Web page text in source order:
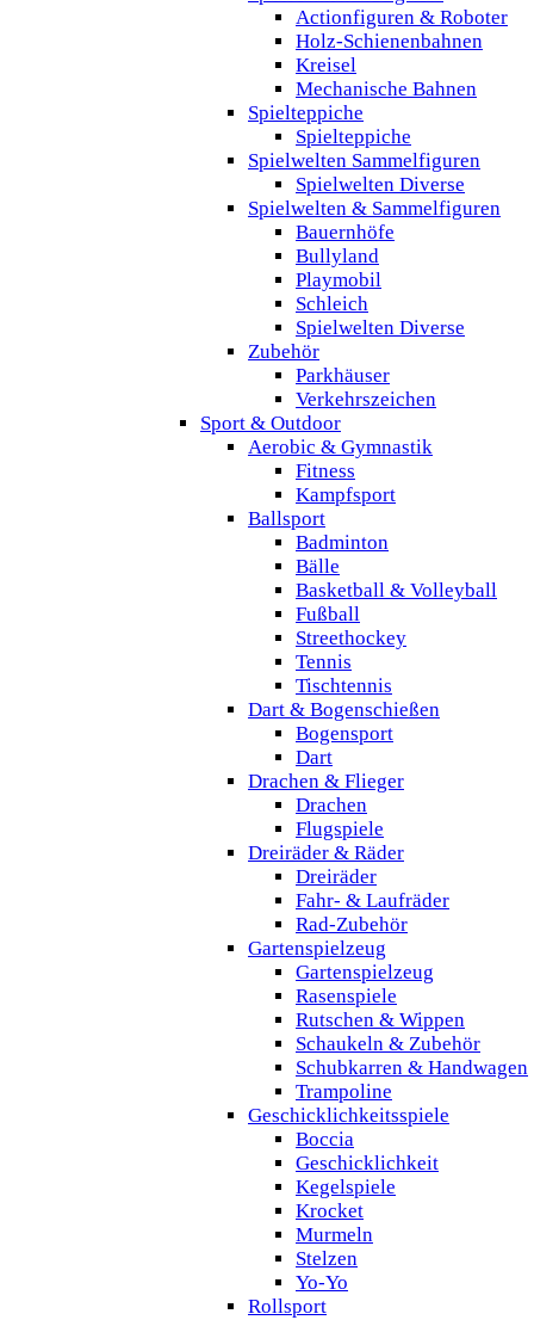
Actionfiguren & Roboter
Holz-Schienenbahnen
Kreisel
Mechanische Bahnen
Spielteppiche
Spielteppiche
Spielwelten Sammelfiguren
Spielwelten Diverse
Spielwelten & Sammelfiguren
Bauernhöfe
Bullyland
Playmobil
Schleich
Spielwelten Diverse
Zubehör
Parkhäuser
Verkehrszeichen
Sport & Outdoor
Aerobic & Gymnastik
Fitness
Kampfsport
Ballsport
Badminton
Bälle
Basketball & Volleyball
Fußball
Streethockey
Tennis
Tischtennis
Dart & Bogenschießen
Bogensport
Dart
Drachen & Flieger
Drachen
Flugspiele
Dreiräder & Räder
Dreiräder
Fahr- & Laufräder
Rad-Zubehör
Gartenspielzeug
Gartenspielzeug
Rasenspiele
Rutschen & Wippen
Schaukeln & Zubehör
Schubkarren & Handwagen
Trampoline
Geschicklichkeitsspiele
Boccia
Geschicklichkeit
Kegelspiele
Krocket
Murmeln
Stelzen
Yo-Yo
Rollsport